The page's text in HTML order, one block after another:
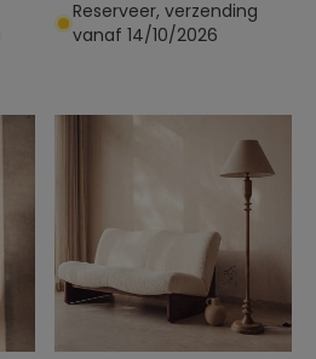
Reserveer, verzending
vanaf 14/10/2026